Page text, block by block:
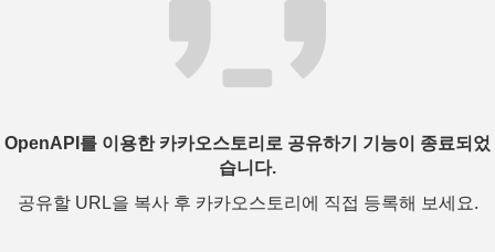
OpenAPI를 이용한 카카오스토리로 공유하기 기능이 종료되었
습니다.
공유할 URL을 복사 후 카카오스토리에 직접 등록해 보세요.